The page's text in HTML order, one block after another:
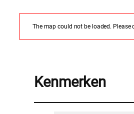
The map could not be loaded. Please
Kenmerken